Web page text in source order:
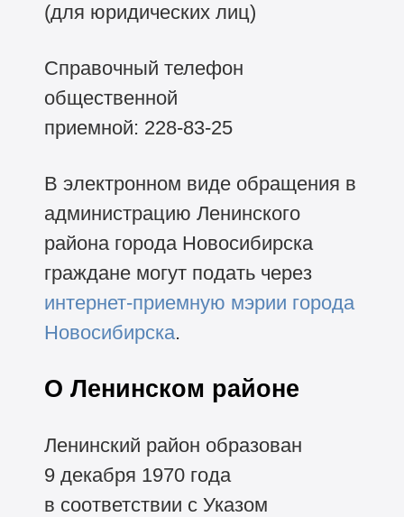
(для юридических лиц)
Справочный телефон
общественной
приемной: 228-83-25
В электронном виде обращения в
администрацию Ленинского
района города Новосибирска
граждане могут подать через
интернет-приемную мэрии города
Новосибирска.
О Ленинском районе
Ленинский район образован
9 декабря 1970 года
в соответствии с Указом